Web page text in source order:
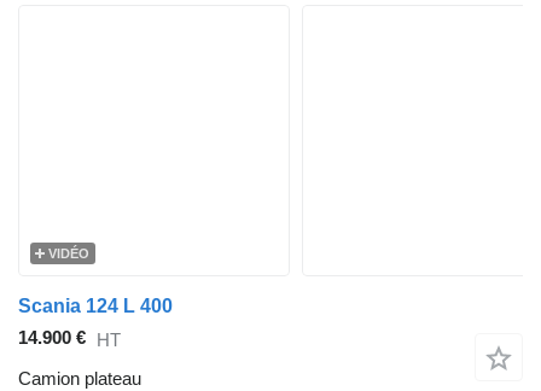
VIDÉO
Scania 124 L 400
14.900 € HT
Camion plateau